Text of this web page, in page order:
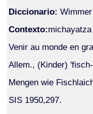
Diccionario: Wimmer
Contexto:
Venir au monde en
Allem., (Kinder)
Mengen wie
SIS 1950,297.